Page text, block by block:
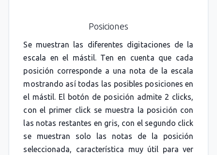
Posiciones
Se muestran las diferentes digitaciones de la
escala en el mástil. Ten en cuenta que cada
posición corresponde a una nota de la escala
mostrando así todas las posibles posiciones en
el mástil. El botón de posición admite 2 clicks,
con el primer click se muestra la posición con
las notas restantes en gris, con el segundo click
se muestran solo las notas de la posición
seleccionada, característica muy útil para ver